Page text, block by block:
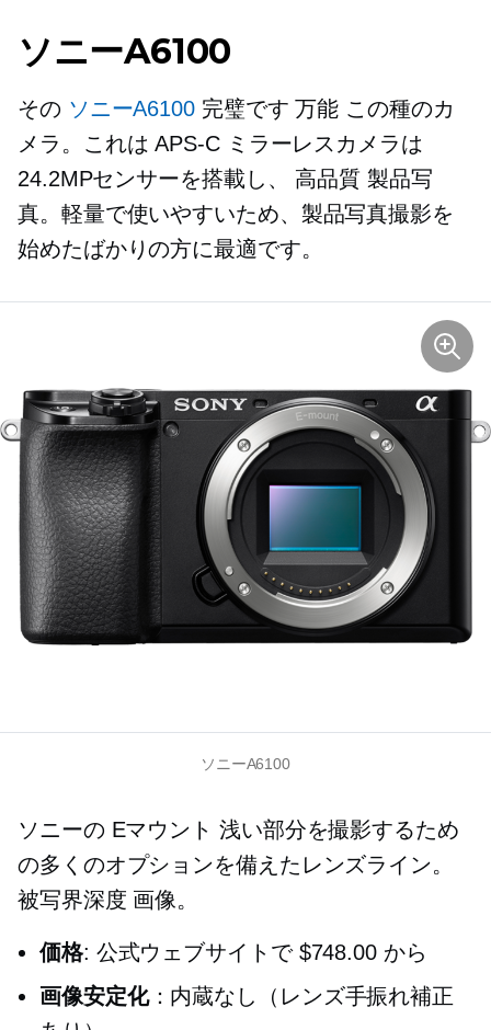
ソニーA6100
その ソニーA6100完璧です万能 この種のカ
メラ。これはAPS-Cミラーレスカメラは
24.2MPセンサーを搭載し、 高品質 製品写
真。軽量で使いやすいため、製品写真撮影を
始めたばかりの方に最適です。
ソニーA6100
ソニーの Eマウント 浅い部分を撮影するため
の多くのオプションを備えたレンズライン。
被写界深度 画像。
価格: 公式ウェブサイトで $748.00 から
画像安定化：内蔵なし（レンズ手振れ補正